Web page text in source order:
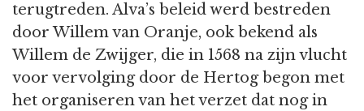
terugtreden. Alva’s beleid werd bestreden
door Willem van Oranje, ook bekend als
Willem de Zwijger, die in 1568 na zijn vlucht
voor vervolging door de Hertog begon met
het organiseren van het verzet dat nog in